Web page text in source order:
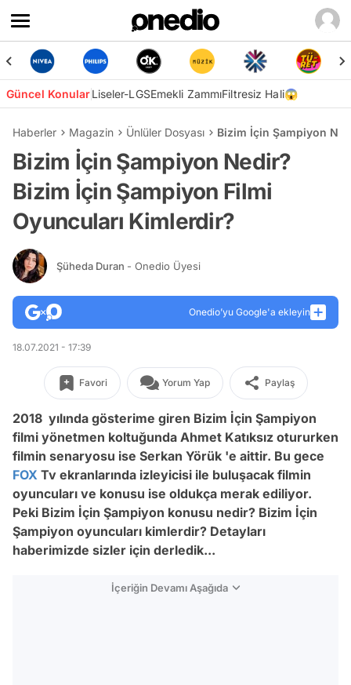
Güncel KonularLiseler-LGSEmekli ZammıFiltresiz Hali😱
Haberler Magazin Ünlüler Dosyası Bizim İçin Şampiyon
Bizim İçin Şampiyon Nedir?
Bizim İçin Şampiyon Filmi
Oyuncuları Kimlerdir?
Şüheda Duran - Onedio Üyesi
Onedio’yu Google'a ekleyin
18.07.2021 - 17:39
Favori Yorum Yap Paylaş
2018 yılında gösterime giren Bizim İçin Şampiyon
filmi yönetmen koltuğunda Ahmet Katıksız otururken
filmin senaryosu ise Serkan Yörük 'e aittir. Bu gece
FOX Tv ekranlarında izleyicisi ile buluşacak filmin
oyuncuları ve konusu ise oldukça merak ediliyor.
Peki Bizim İçin Şampiyon konusu nedir? Bizim İçin
Şampiyon oyuncuları kimlerdir? Detayları
haberimizde sizler için derledik...
İçeriğin Devamı Aşağıda